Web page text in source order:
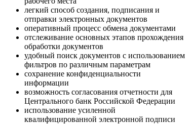
легкий способ создания, подписания и
отправки электронных документов
оперативный процесс обмена документами
отслеживание основных этапов прохождения
обработки документов
удобный поиск документов с использованием
фильтров по различным параметрам
сохранение конфиденциальности
информации
возможность согласования отчетности для
Центрального банк Российской Федерации
использование усиленной
квалифицированной электронной подписи